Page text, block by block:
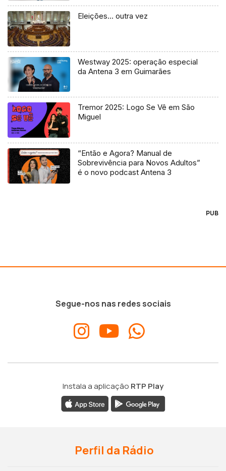
Eleições… outra vez
Westway 2025: operação especial
da Antena 3 em Guimarães
Tremor 2025: Logo Se Vê em São
Miguel
“Então e Agora? Manual de
Sobrevivência para Novos Adultos”
é o novo podcast Antena 3
PUB
Segue-nos nas redes sociais
Instala a aplicação RTP Play
Perfil da Rádio